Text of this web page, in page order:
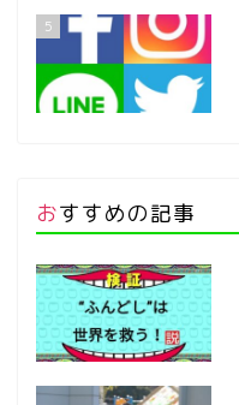
5
おすすめの記事